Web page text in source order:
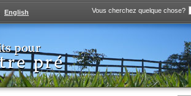
Vous cherchez quelque chose?
English